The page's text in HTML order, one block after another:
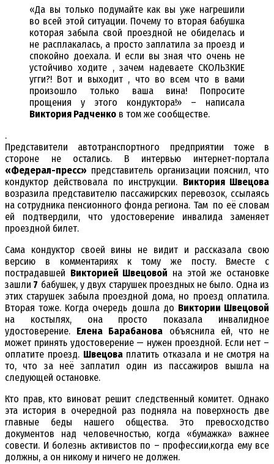
«Да вы только подумайте как вы уже нагрешили
во всей этой ситуации. Почему то вторая бабушка
которая забыла свой проездной не обиделась и
не расплакалась, а просто заплатила за проезд и
спокойно доехала. И если вы зная что очень не
устойчиво ходите , зачем надеваете СКОЛЬЗКИЕ
угги?! Вот и выходит , что во всем что в вами
произошло только ваша вина! Попросите
прощения у этого кондуктора!» – написала
Виктория Радченко в том же сообществе.
.
Представители автотранспортного предприятии тоже в
стороне не остались. В интервью интернет-портала
«Федерал-пресс» представитель организации пояснил, что
кондуктор действовала по инструкции. Виктория Швецова
возразила представителю пассажирских перевозок, ссылаясь
на сотрудника пенсионного фонда региона. Там по её словам
ей подтвердили, что удостоверение инвалида заменяет
проездной билет.
Сама кондуктор своей вины не видит и рассказала свою
версию в комментариях к тому же посту. Вместе с
пострадавшей Викторией Швецовой на этой же остановке
зашли 7 бабушек, у двух старушек проездных не было. Одна из
этих старушек забыла проездной дома, но проезд оплатила.
Вторая тоже. Когда очередь дошла до Виктории Швецовой
на костылях, она просто показала инвалидное
удостоверение. Елена Барабанова объяснила ей, что не
может принять удостоверение — нужен проездной. Если нет –
оплатите проезд. Швецоваплатить отказала и не смотря на
то, что за неё заплатил один из пассажиров вышла на
следующей остановке.
Кто прав, кто виноват решит следственный комитет. Однако
эта история в очередной раз подняла на поверхность две
главные беды нашего общества. Это превосходство
документов над человечностью, когда «бумажка» важнее
совести. И болезнь активистов по – профессии,когда ему все
должны, а он никому и ничего не должен.